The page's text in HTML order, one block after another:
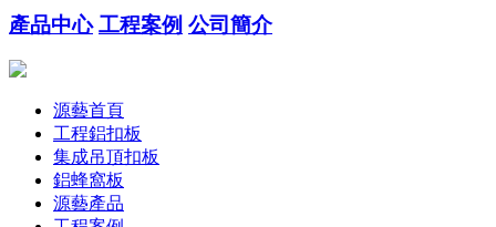
產品中心 工程案例 公司簡介
源藝首頁
工程鋁扣板
集成吊頂扣板
鋁蜂窩板
源藝產品